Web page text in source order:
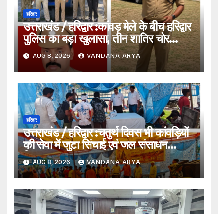
हरिद्वार
उत्तराखंड / हरिद्वार :कांवड़ मेले के बीच हरिद्वार
पुलिस का बड़ा खुलासा, तीन शातिर चोर
गिरफ्तार…
AUG 8, 2026 VANDANA ARYA
हरिद्वार
उत्तराखंड / हरिद्वार :चतुर्थ दिवस भी कांवड़ियों
की सेवा में जुटा सिंचाई एवं जल संसाधन
विभाग…
AUG 8, 2026 VANDANA ARYA